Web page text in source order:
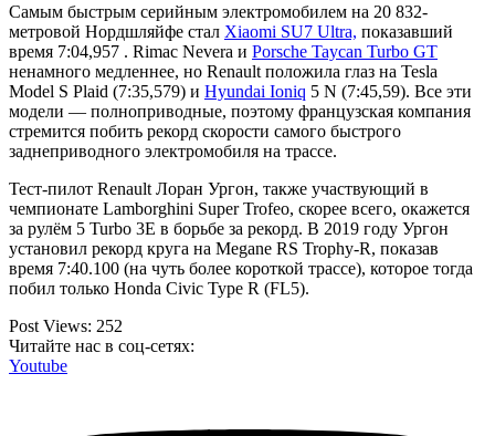
Самым быстрым серийным электромобилем на 20 832-
метровой Нордшляйфе стал Xiaomi SU7 Ultra, показавший
время 7:04,957 . Rimac Nevera и Porsche Taycan Turbo GT
ненамного медленнее, но Renault положила глаз на Tesla
Model S Plaid (7:35,579) и Hyundai Ioniq 5 N (7:45,59). Все эти
модели — полноприводные, поэтому французская компания
стремится побить рекорд скорости самого быстрого
заднеприводного электромобиля на трассе.
Тест-пилот Renault Лоран Ургон, также участвующий в
чемпионате Lamborghini Super Trofeo, скорее всего, окажется
за рулём 5 Turbo 3E в борьбе за рекорд. В 2019 году Ургон
установил рекорд круга на Megane RS Trophy-R, показав
время 7:40.100 (на чуть более короткой трассе), которое тогда
побил только Honda Civic Type R (FL5).
Post Views: 252
Читайте нас в соц-сетях:
Youtube